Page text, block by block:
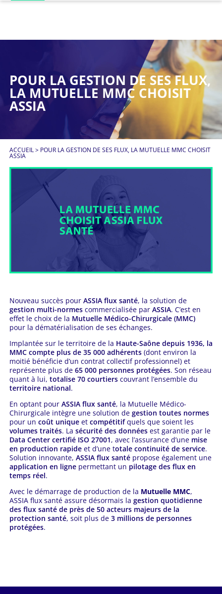
POUR LA GESTION DE SES FLUX,
LA MUTUELLE MMC CHOISIT
ASSIA
ACCUEIL> POUR LA GESTION DE SES FLUX, LA MUTUELLE MMC CHOISIT
ASSIA
Nouveau succès pour ASSIA flux santé, la solution de
gestion multi-normes commercialisée par ASSIA. C’est en
effet le choix de la Mutuelle Médico-Chirurgicale (MMC)
pour la dématérialisation de ses échanges.
Implantée sur le territoire de la Haute-Saône depuis 1936, la
MMC compte plus de 35 000 adhérents(dont environ la
moitié bénéficie d’un contrat collectif professionnel) et
représente plus de 65 000 personnes protégées. Son réseau
quant à lui, totalise 70 courtierscouvrant l’ensemble du
territoire national.
En optant pour ASSIA flux santé, la Mutuelle Médico-
Chirurgicale intègre une solution degestion toutes normes
pour un coût uniqueet compétitifquels que soient les
volumes traités. La sécurité des donnéesest garantie par le
Data Center certifié ISO 27001, avec l’assurance d’une mise
en production rapideet d’une totale continuité de service.
Solution innovante, ASSIA flux santépropose également une
application en lignepermettant un pilotage des flux en
temps réel.
Avec le démarrage de production de la Mutuelle MMC,
ASSIA flux santé assure désormais la gestion quotidienne
des flux santé de près de 50 acteurs majeurs de la
protection santé, soit plus de 3 millions de personnes
protégées.